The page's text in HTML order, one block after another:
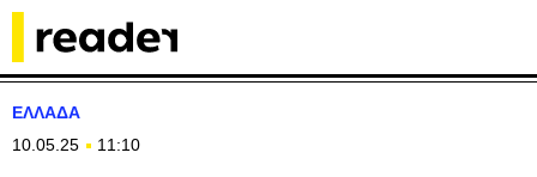
ΕΛΛΑΔΑ
10.05.25
11:10